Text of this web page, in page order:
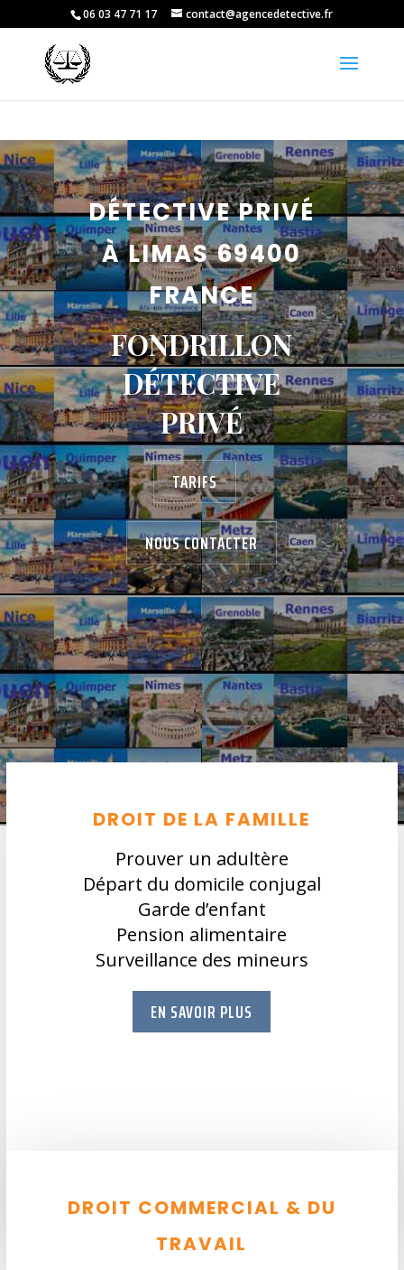
06 03 47 71 17 contact@agencedetective.fr
DÉTECTIVE PRIVÉ
À LIMAS 69400
FRANCE
FONDRILLON
DÉTECTIVE
PRIVÉ
TARIFS
NOUS CONTACTER
DROIT DE LA FAMILLE
Prouver un adultère
Départ du domicile conjugal
Garde d’enfant
Pension alimentaire
Surveillance des mineurs
EN SAVOIR PLUS
DROIT COMMERCIAL & DU
TRAVAIL